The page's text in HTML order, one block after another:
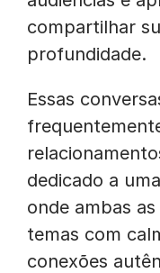
compartilhar
profundidade.
Essas
dedicado a
onde ambas
temas com
conexões